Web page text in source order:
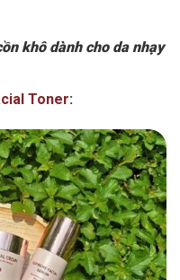
khô dành cho da nhạy
Toner: